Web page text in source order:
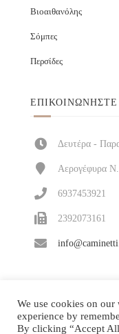
Βιοαιθανόλης
Σόμπες
Περσίδες
Δευτέρα -
Αερογέφυρα
6937453921
2392073161
We use cookies on
experience by
By clicking “Accept